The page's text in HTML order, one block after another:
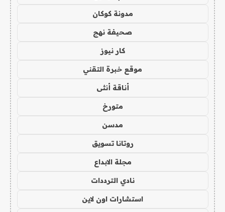
مدونة كوكان
صحيفة نهج
كار نيوز
موقع خبرة التقني
أناقة أنثى
متورخ
مدسن
روتانا تسويق
مجلة الابداع
نادي الترددات
استشارات اون لاين